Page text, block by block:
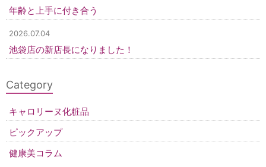
年齢と上手に付き合う
2026.07.04
池袋店の新店長になりました！
Category
キャロリーヌ化粧品
ピックアップ
健康美コラム